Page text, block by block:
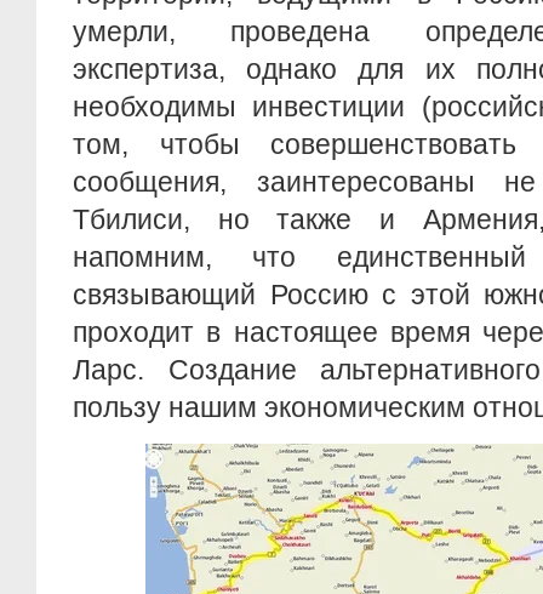
умерли, проведена
экспертиза, однако для их
необходимы инвестиции
том, чтобы совершенствовать
сообщения, заинтересованы
Тбилиси, но также и
напомним, что
связывающий Россию с этой
проходит в настоящее время
Ларс. Создание
пользу нашим экономическим